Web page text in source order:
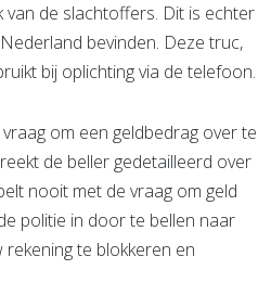
de slachtoffers. Dit is echter
bevinden. Deze truc,
bij oplichting via de telefoon.
om een geldbedrag over te
de beller gedetailleerd over
nooit met de vraag om geld
politie in door te bellen naar
te blokkeren en